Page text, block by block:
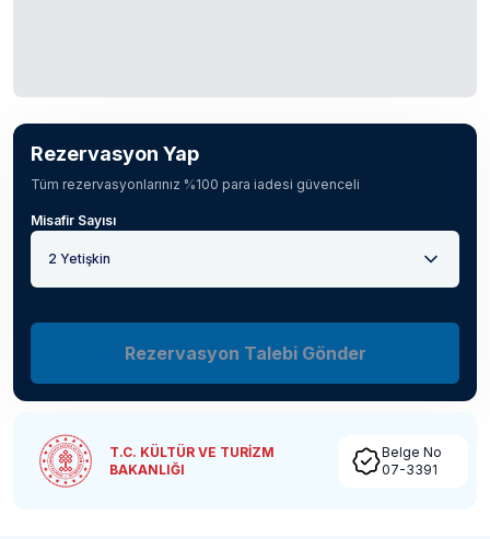
Rezervasyon Yap
Tüm rezervasyonlarınız %100 para iadesi güvenceli
Misafir Sayısı
2 Yetişkin
Rezervasyon Talebi Gönder
T.C. KÜLTÜR VE TURİZM
BAKANLIĞI
Belge No
07-3391